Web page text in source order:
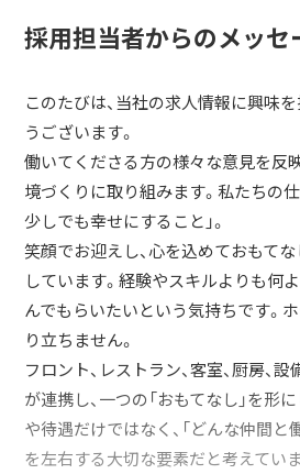
採用担当者からのメッセ
このたびは、当社の求人情報に興味
うございます。
働いてくださる方の様々な意見を反
境づくりに取り組みます。私たちの仕
少しでも幸せにすること」。
笑顔でお迎えし、心を込めておもて
しています。経験やスキルよりも何
んでもらいたいという気持ちです。
り立ちません。
フロント、レストラン、客室、厨房、
が連携し、一つの「おもてなし」を形
や待遇だけではなく、「どんな仲間と
を左右する大切な要素だと考えていま